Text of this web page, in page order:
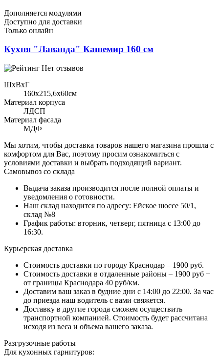
Дополняется модулями
Доступно для доставки
Только онлайн
Кухня "Лаванда" Кашемир 160 см
Нет отзывов
ШхВхГ
160x215,6х60см
Материал корпуса
ЛДСП
Материал фасада
МДФ
Мы хотим, чтобы доставка товаров нашего магазина прошла с
комфортом для Вас, поэтому просим ознакомиться с
условиями доставки и выбрать подходящий вариант.
Самовывоз со склада
Выдача заказа производится после полной оплаты и
уведомления о готовности.
Наш склад находится по адресу: Ейское шоссе 50/1,
склад №8
График работы: вторник, четверг, пятница с 13:00 до
16:30.
Курьерская доставка
Стоимость доставки по городу Краснодар – 1900 руб.
Стоимость доставки в отдаленные районы – 1900 руб +
от границы Краснодара 40 руб/км.
Доставим ваш заказ в будние дни с 14:00 до 22:00. За час
до приезда наш водитель с вами свяжется.
Доставку в другие города сможем осуществить
транспортной компанией. Стоимость будет рассчитана
исходя из веса и объема вашего заказа.
Разгрузочные работы
Для кухонных гарнитуров: